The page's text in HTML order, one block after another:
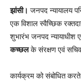
झांसी। जनपद न्यायालय
एक विशाल स्वैच्छिक
शुभारंभ जनपद न्यायाधीश
कच्छलके संरक्षण एवं
कार्यक्रम को संबोधित